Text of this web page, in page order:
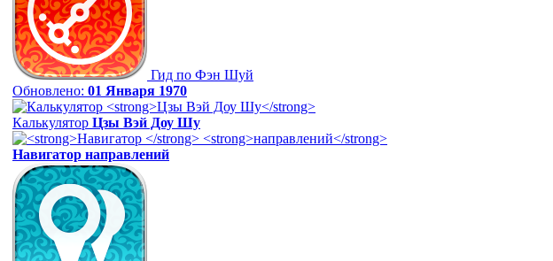
Гид по Фэн Шуй
Обновлено: 01 Января 1970
Калькулятор Цзы Вэй Доу Шу
Навигатор направлений